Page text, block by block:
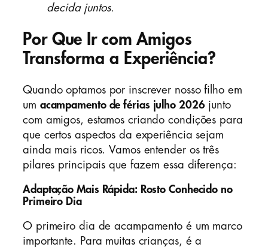
decida juntos.
Por Que Ir com Amigos
Transforma a Experiência?
Quando optamos por inscrever nosso filho em
um acampamento de férias julho 2026junto
com amigos, estamos criando condições para
que certos aspectos da experiência sejam
ainda mais ricos. Vamos entender os três
pilares principais que fazem essa diferença:
Adaptação Mais Rápida: Rosto Conhecido no
Primeiro Dia
O primeiro dia de acampamento é um marco
importante. Para muitas crianças, é a